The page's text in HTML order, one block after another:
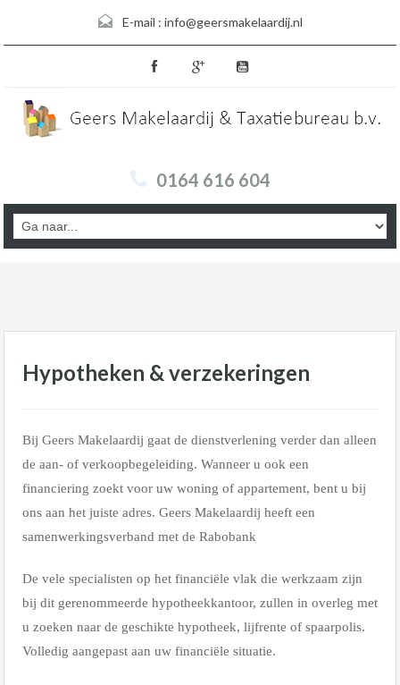
E-mail : info@geersmakelaardij.nl
0164 616 604
Hypotheken & verzekeringen
Bij Geers Makelaardij gaat de dienstverlening verder dan alleen
de aan- of verkoopbegeleiding. Wanneer u ook een
financiering zoekt voor uw woning of appartement, bent u bij
ons aan het juiste adres. Geers Makelaardij heeft een
samenwerkingsverband met de Rabobank
De vele specialisten op het financiële vlak die werkzaam zijn
bij dit gerenommeerde hypotheekkantoor, zullen in overleg met
u zoeken naar de geschikte hypotheek, lijfrente of spaarpolis.
Volledig aangepast aan uw financiële situatie.